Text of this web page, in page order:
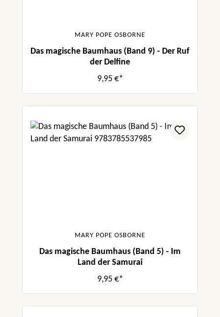
MARY POPE OSBORNE
Das magische Baumhaus (Band 9) - Der Ruf
der Delfine
9,95 €*
MARY POPE OSBORNE
Das magische Baumhaus (Band 5) - Im
Land der Samurai
9,95 €*